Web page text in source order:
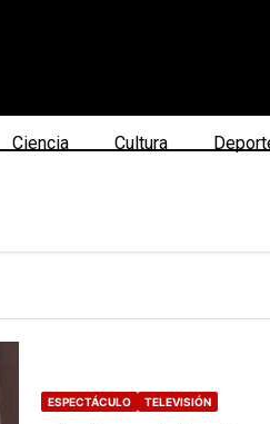
Ciencia Cultura
ESPECTÁCULO TELEVISIÓN